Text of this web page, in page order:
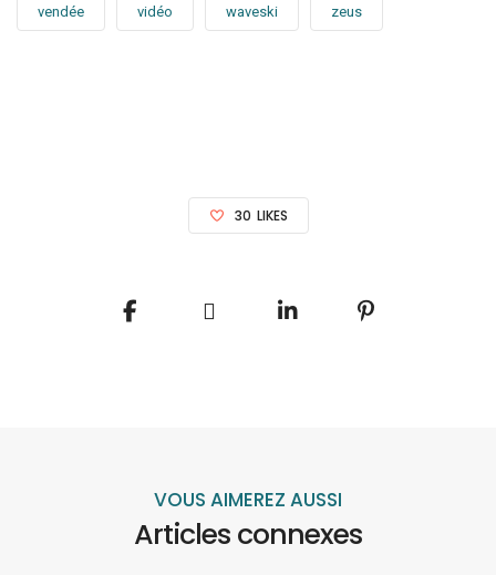
vendée vidéo waveski zeus
30 LIKES
VOUS AIMEREZ AUSSI
Articles connexes